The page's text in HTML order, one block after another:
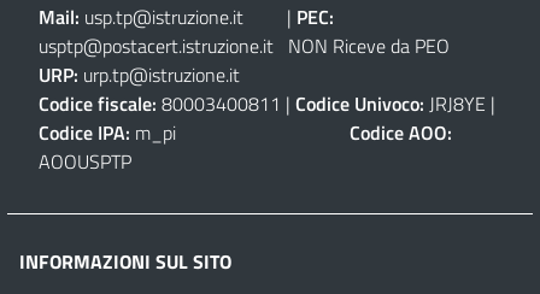
Mail: usp.tp@istruzione.it | PEC:
usptp@postacert.istruzione.it NON Riceve da PEO
URP: urp.tp@istruzione.it
Codice fiscale: 80003400811 | Codice Univoco: JRJ8YE |
Codice IPA: m_pi Codice AOO:
AOOUSPTP
INFORMAZIONI SUL SITO